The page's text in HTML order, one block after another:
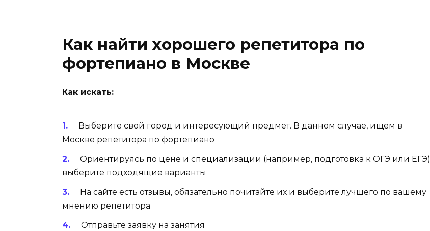
Как найти хорошего репетитора по
фортепиано в Москве
Как искать:
Выберите свой город и интересующий предмет. В данном случае, ищем в
Москве репетитора по фортепиано
Ориентируясь по цене и специализации (например, подготовка к ОГЭ или ЕГЭ)
выберите подходящие варианты
На сайте есть отзывы, обязательно почитайте их и выберите лучшего по вашему
мнению репетитора
Отправьте заявку на занятия